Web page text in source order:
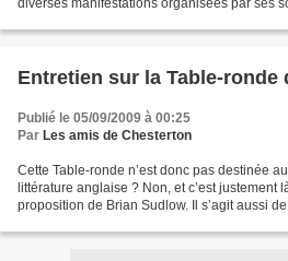
Entretien sur la Table-ronde
Publié le 05/09/2009 à 00:25
Par Les amis de Chesterton
Cette Table-ronde n’est donc pas destinée
littérature anglaise ? Non, et c’est justement
proposition de Brian Sudlow. Il s’agit aussi